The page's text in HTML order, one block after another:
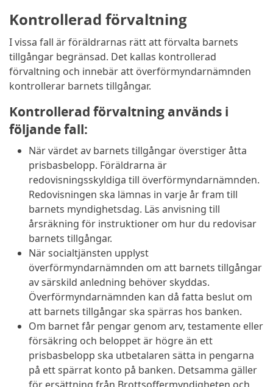
Kontrollerad förvaltning
I vissa fall är föräldrarnas rätt att förvalta barnets
tillgångar begränsad. Det kallas kontrollerad
förvaltning och innebär att överförmyndarnämnden
kontrollerar barnets tillgångar.
Kontrollerad förvaltning används i
följande fall:
När värdet av barnets tillgångar överstiger åtta
prisbasbelopp. Föräldrarna är
redovisningsskyldiga till överförmyndarnämnden.
Redovisningen ska lämnas in varje år fram till
barnets myndighetsdag. Läs anvisning till
årsräkning för instruktioner om hur du redovisar
barnets tillgångar.
När socialtjänsten upplyst
överförmyndarnämnden om att barnets tillgångar
av särskild anledning behöver skyddas.
Överförmyndarnämnden kan då fatta beslut om
att barnets tillgångar ska spärras hos banken.
Om barnet får pengar genom arv, testamente eller
försäkring och beloppet är högre än ett
prisbasbelopp ska utbetalaren sätta in pengarna
på ett spärrat konto på banken. Detsamma gäller